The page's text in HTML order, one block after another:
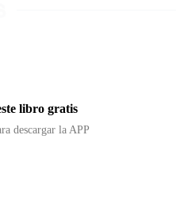
libro gratis
descargar la APP